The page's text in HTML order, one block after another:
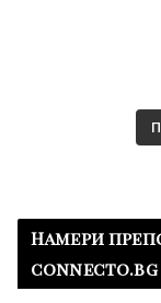
Намери
connecto.bg